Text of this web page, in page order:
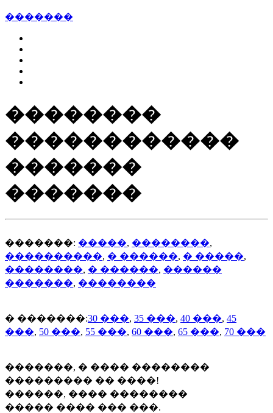
�������
��������
������������
�������
�������
�������: �����, ��������,
����������, � ������, � �����,
��������, � ������, ������
�������, ��������
� �������:30 ���, 35 ���, 40 ���, 45
���, 50 ���, 55 ���, 60 ���, 65 ���, 70 ���
�������, � ���� ��������
��������� �� ����!
������, ���� ��������
����� ���� ��� ���.